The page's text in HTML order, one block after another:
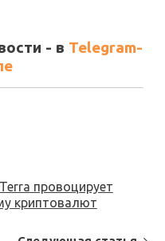
- в Telegram-
провоцирует
криптовалют